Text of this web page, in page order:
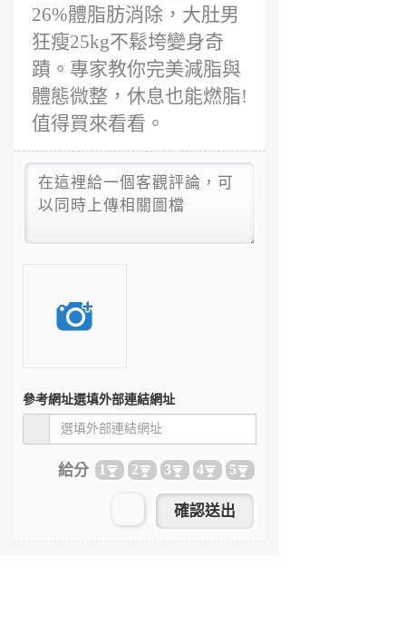
26%體脂肪消除，大肚男
狂瘦25kg不鬆垮變身奇
蹟。專家教你完美減脂與
體態微整，休息也能燃脂!
值得買來看看。
參考網址選填外部連結網址
給分 1 2 3 4 5